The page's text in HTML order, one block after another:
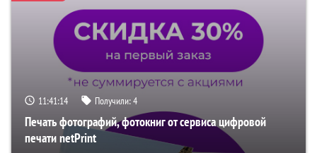
11:41:12 Получили:4
Печать фотографий, фотокниг от сервиса цифровой
печати netPrint